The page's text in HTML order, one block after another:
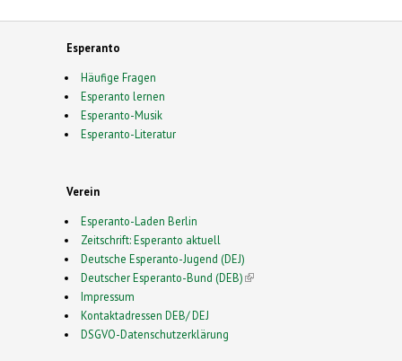
Esperanto
Häufige Fragen
Esperanto lernen
Esperanto-Musik
Esperanto-Literatur
Verein
Esperanto-Laden Berlin
Zeitschrift: Esperanto aktuell
Deutsche Esperanto-Jugend (DEJ)
Deutscher Esperanto-Bund (DEB)(link is external)
Impressum
Kontaktadressen DEB/ DEJ
DSGVO-Datenschutzerklärung